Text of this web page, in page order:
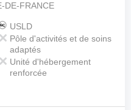
DE-FRANCE
USLD
Pôle d'activités et de soins
adaptés
Unité d'hébergement
renforcée